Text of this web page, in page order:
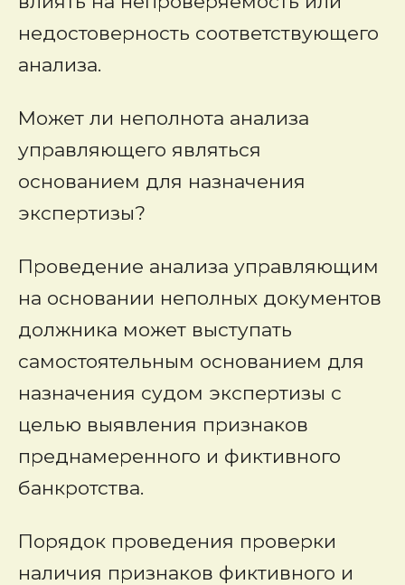
недостоверность соответствующего
анализа.
Может ли неполнота анализа
управляющего являться
основанием для назначения
экспертизы?
Проведение анализа управляющим
на основании неполных документов
должника может выступать
самостоятельным основанием для
назначения судом экспертизы с
целью выявления признаков
преднамеренного и фиктивного
банкротства.
Порядок проведения проверки
наличия признаков фиктивного и